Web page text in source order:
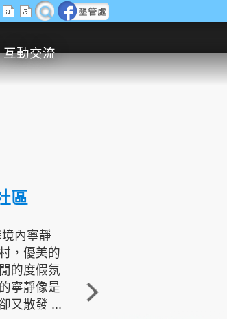
互動交流
區
內寧靜
，優美的
的度假氛
寧靜像是
又散發 ...
角的端點，冬季海浪拍打
著礁岸，旺盛的侵蝕作